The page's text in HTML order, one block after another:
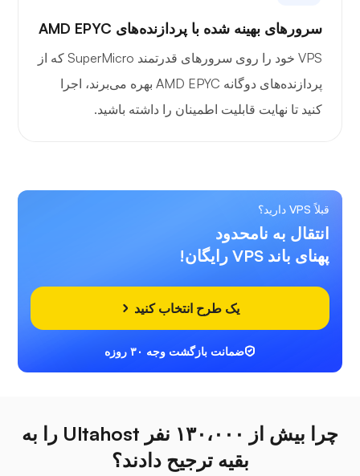
سرورهای بهینه شده با پردازنده‌های AMD EPYC
VPS خود را روی سرورهای قدرتمند SuperMicro که از
پردازنده‌های دوگانه AMD EPYC بهره می‌برند، اجرا
کنید تا نهایت قابلیت اطمینان را داشته باشید.
قبلاً VPS دارید؟
انتقال به نامحدود
پهنای باند VPS رایگان!
یک طرح انتخاب کنید
ضمانت بازگشت وجه ۳۰ روزه
چرا بیش از ۱۳۰،۰۰۰ نفر Ultahost را به
بقیه ترجیح دادند؟